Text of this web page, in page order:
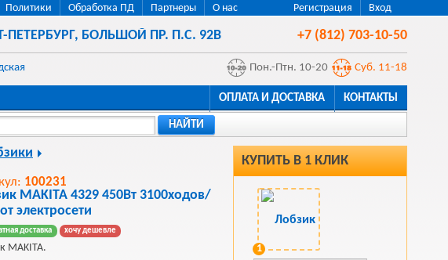
Регистрация Вход
Политики Обработка ПД Партнеры
О нас
ПЕТЕРБУРГ, БОЛЬШОЙ ПР. П.С. 92В +7 (812) 703-10-50
Пон.-Птн. 10-20 Суб. 11-18
ОПЛАТА И ДОСТАВКА КОНТАКТЫ
НАЙТИ
КУПИТЬ В 1 КЛИК
1
100231
MAKITA 4329 450Вт 3100ходов/
электросети
доставка хочу дешевле
MAKITA.